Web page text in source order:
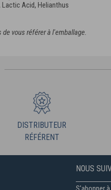
Lactic Acid, Helianthus
vous référer à l'emballage.
DISTRIBUTEUR
RÉFÉRENT
NOUS